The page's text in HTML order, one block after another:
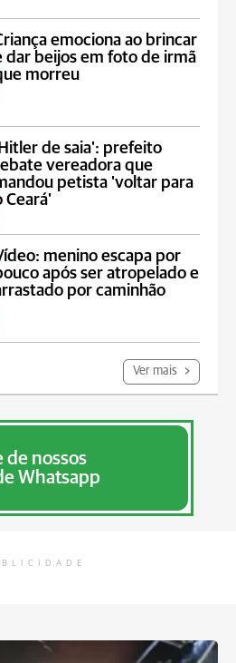
emociona ao brincar
dar beijos em foto de irmã
morreu
de saia': prefeito
vereadora que
petista 'voltar para
Ceará'
menino escapa por
após ser atropelado e
por caminhão
Ver mais
de nossos
Whatsapp